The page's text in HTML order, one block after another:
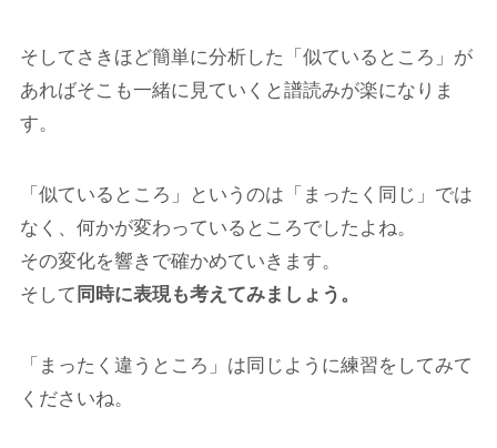
そしてさきほど簡単に分析した「似ているところ」が
あればそこも一緒に見ていくと譜読みが楽になりま
す。
「似ているところ」というのは「まったく同じ」では
なく、何かが変わっているところでしたよね。
その変化を響きで確かめていきます。
そして 同時に表現も考えてみましょう。
「まったく違うところ」は同じように練習をしてみて
くださいね。